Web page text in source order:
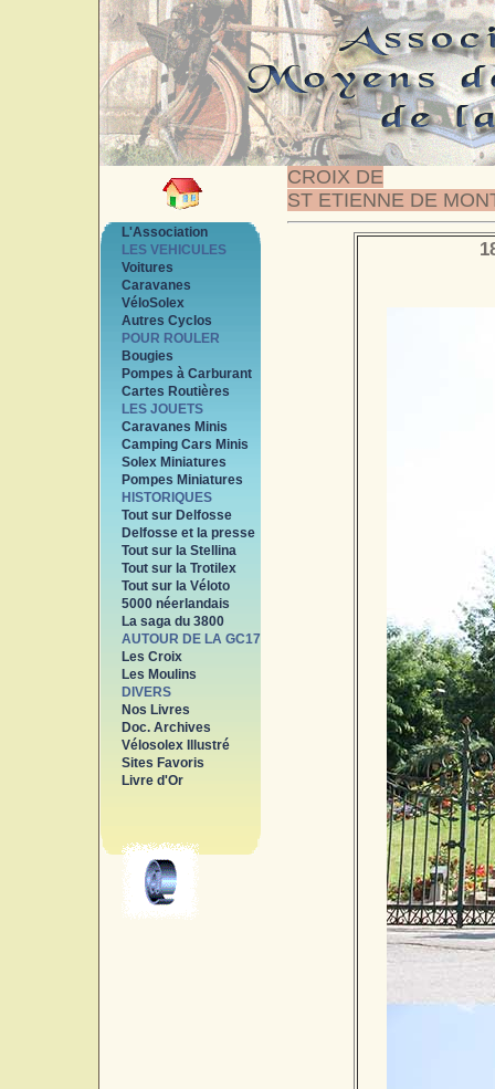
CROIX DE
ST ETIENNE DE
L'Association
LES VEHICULES
Voitures
Caravanes
VéloSolex
Autres Cyclos
POUR ROULER
Bougies
Pompes à Carburant
Cartes Routières
LES JOUETS
Caravanes Minis
Camping Cars Minis
Solex Miniatures
Pompes Miniatures
HISTORIQUES
Tout sur Delfosse
Delfosse et la presse
Tout sur la Stellina
Tout sur la Trotilex
Tout sur la Véloto
5000 néerlandais
La saga du 3800
AUTOUR DE LA GC17
Les Croix
Les Moulins
DIVERS
Nos Livres
Doc. Archives
Vélosolex Illustré
Sites Favoris
Livre d'Or